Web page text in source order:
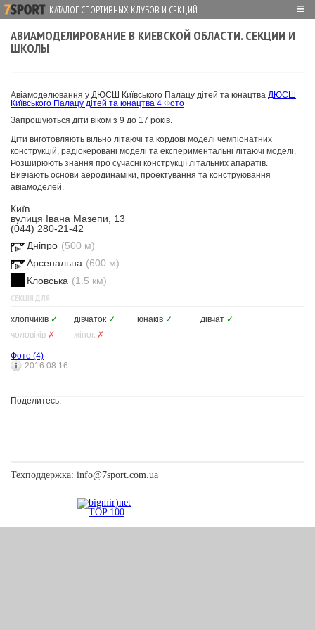
КАТАЛОГ СПОРТИВНЫХ КЛУБОВ И СЕКЦИЙ ≡
АВИАМОДЕЛИРОВАНИЕ В КИЕВСКОЙ ОБЛАСТИ. СЕКЦИИ И
ШКОЛЫ
Авіамоделювання у ДЮСШ Київського Палацу дітей та юнацтва ДЮСШ
Київського Палацу дітей та юнацтва 4 Фото
Запрошуються діти віком з 9 до 17 років.
Діти виготовляють вільно літаючі та кордові моделі чемпіонатних
конструкцій, радіокеровані моделі та експериментальні літаючі моделі.
Розширюють знання про сучасні конструкції літальних апаратів.
Вивчають основи аеродинаміки, проектування та конструювання
авіамоделей.
Київ
вулиця Івана Мазепи, 13
(044) 280-21-42
Дніпро (500 м)
Арсенальна (600 м)
Кловська (1.5 км)
СЕКЦІЯ ДЛЯ
хлопчиків ✓ дівчаток ✓ юнаків ✓ дівчат ✓
чоловіків ✗ жінок ✗
Фото (4)
2016.08.16
Поделитесь:
Техподдержка: info@7sport.com.ua